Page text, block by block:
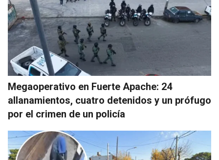
Megaoperativo en Fuerte Apache: 24
allanamientos, cuatro detenidos y un prófugo
por el crimen de un policía